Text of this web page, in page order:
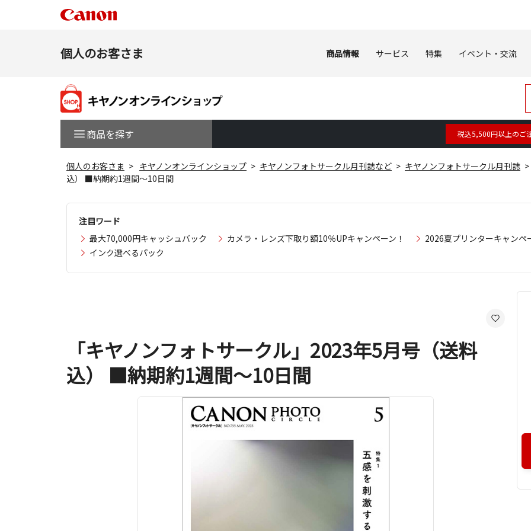
個人のお客さま 商品情報 サービス 特集 イベント・交流
商品を探す 税込5,500円以上のご
個人のお客さま キヤノンオンラインショップ キヤノンフォトサークル月刊誌など
キヤノンフォトサークル月刊誌
込） ■納期約1週間～10日間
注目ワード
最大70,000円キャッシュバック
カメラ・レンズ下取り額10％UPキャンペーン！
2026夏プリンターキャンペ
インク選べるパック
「キヤノンフォトサークル」2023年5月号（送料
込） ■納期約1週間～10日間